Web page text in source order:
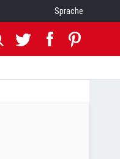
Sprache